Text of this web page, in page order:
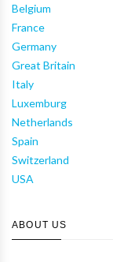
Belgium
France
Germany
Great Britain
Italy
Luxemburg
Netherlands
Spain
Switzerland
USA
ABOUT US